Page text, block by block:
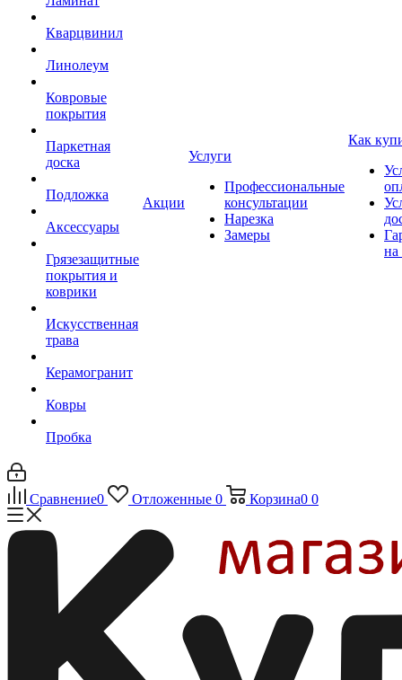
Кварцвинил
Линолеум
Ковровые
покрытия
Паркетная
доска
Подложка
Аксессуары
Грязезащитные
покрытия и
коврики
Искусственная
трава
Керамогранит
Ковры
Пробка
Акции
Услуги
Профессиональные
консультации
Нарезка
Замеры
Как
на
Сравнение0 Отложенные 0 Корзина0 0